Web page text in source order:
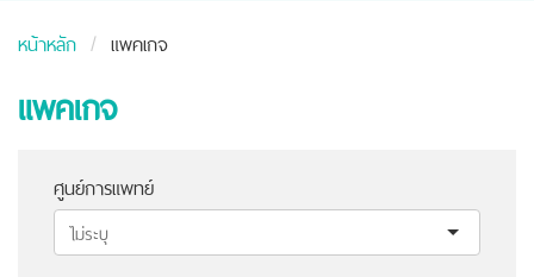
หน้าหลัก แพคเกจ
แพคเกจ
ศูนย์การแพทย์